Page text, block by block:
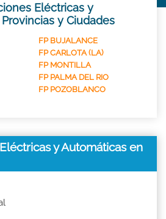
Eléctricas y
y Ciudades
FP BUJALANCE
FP CARLOTA (LA)
FP MONTILLA
FP PALMA DEL RIO
FP POZOBLANCO
y Automáticas en